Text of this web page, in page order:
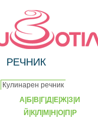
РЕЧНИК
А Б В Г Д Е Ж З И
Й К| Л М Н О| П Р